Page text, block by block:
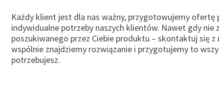
Każdy klient jest dla nas ważny, przygotowujemy ofertę
indywidualne potrzeby naszych klientów. Nawet gdy nie
poszukiwanego przez Ciebie produktu – skontaktuj się z
wspólnie znajdziemy rozwiązanie i przygotujemy to
potrzebujesz.